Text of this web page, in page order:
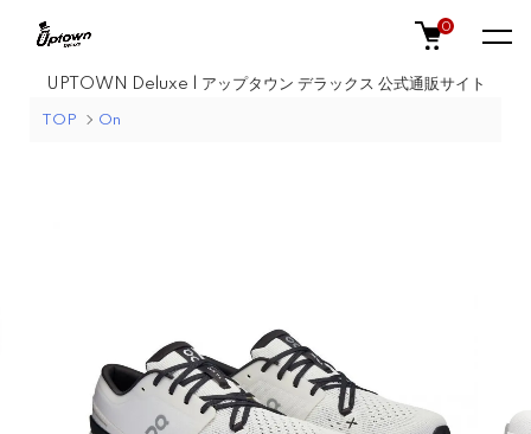
UPTOWN Deluxe | アップタウン デラックス 公式通販サイト
0
TOP On